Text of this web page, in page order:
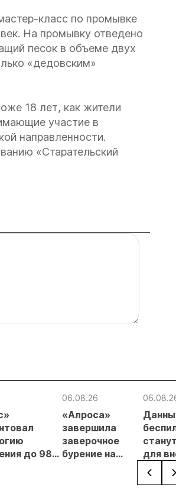
класс по промывке
На промывку отведено
песок в объеме двух
«дедовским»
18 лет, как жители
участие в
направленности.
«Старательский
до 98%
06.08.26
«Алроса»
завершила
заверочное
бурение на
для